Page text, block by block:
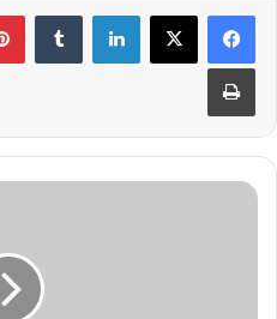
لینکدین ‫تامبلر
چاپ
با